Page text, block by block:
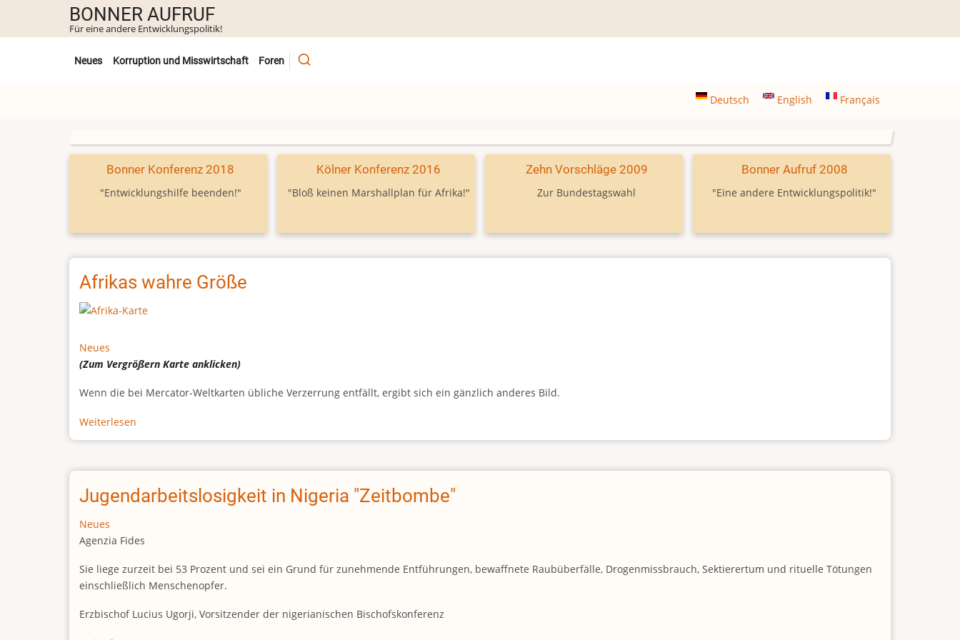
Inhalt
BONNER AUFRUF
Für eine andere Entwicklungspolitik!
Untermenü
Neues Korruption und Misswirtschaft Foren
Deutsch English Français
Bonner Konferenz 2018
"Entwicklungshilfe beenden!"
Kölner Konferenz 2016
"Bloß keinen Marshallplan für Afrika!"
Zehn Vorschläge 2009
Zur Bundestagswahl
Bonner Aufruf 2008
"Eine andere Entwicklungspolitik!"
Afrikas wahre Größe
Neues
(Zum VergrößernKarte anklicken)
Wenn die bei Mercator-Weltkarten übliche Verzerrung entfällt, ergibt sich ein gänzlich anderes Bild.
Weiterlesen
Afrikas
Größe
Jugendarbeitslosigkeit in Nigeria "Zeitbombe"
Neues
Agenzia Fides
Sie liege zurzeit bei 53 Prozent und sei ein Grund für zunehmende Entführungen, bewaffnete Raubüberfälle, Drogenmissbrauch, Sektierertum und rituelle Tötungen
einschließlich Menschenopfer.
Erzbischof Lucius Ugorji, Vorsitzender der nigerianischen Bischofskonferenz